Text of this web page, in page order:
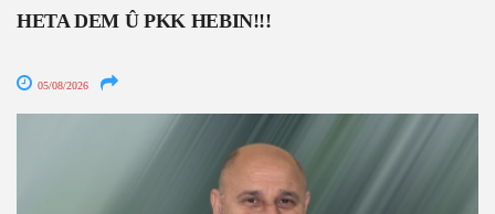
HETA DEM Û PKK HEBIN!!!
05/08/2026